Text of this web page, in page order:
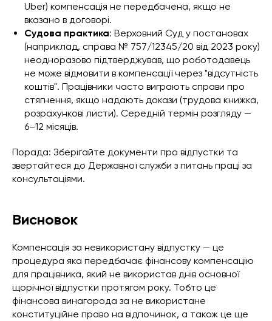
Uber) компенсація не передбачена, якщо не
вказано в договорі.
Судова практика: Верховний Суд у постановах
(наприклад, справа № 757/12345/20 від 2023 року)
неодноразово підтверджував, що роботодавець
не може відмовити в компенсації через "відсутність
коштів". Працівники часто виграють справи про
стягнення, якщо надають докази (трудова книжка,
розрахункові листи). Середній термін розгляду —
6–12 місяців.
Порада: Зберігайте документи про відпустки та
звертайтеся до Державної служби з питань праці за
консультаціями.
Висновок
Компенсація за невикористану відпустку — це
процедура яка передбачає фінансову компенсацію
для працівника, який не використав днів основної
щорічної відпустки протягом року. Тобто це
фінансова винагорода за не використане
конституційне право на відпочинок, а також це ще